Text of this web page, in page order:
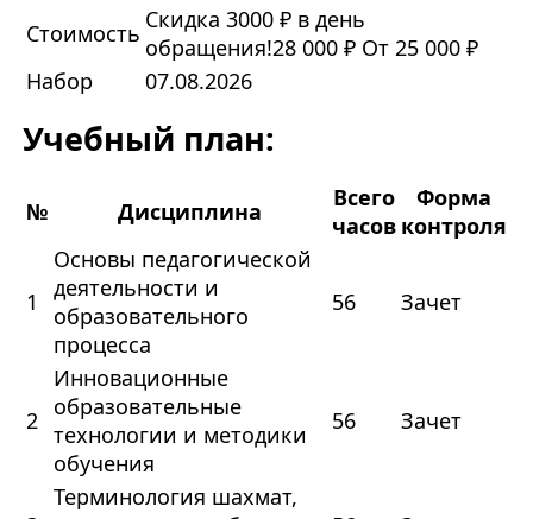
Стоимость Скидка 3000 ₽ в день
обращения!28 000 ₽ От 25 000 ₽
Набор
07.08.2026
Учебный план:
№ Дисциплина
Всего
часов
Форма
контроля
1
Основы педагогической
деятельности и
образовательного
процесса
56 Зачет
2
Инновационные
образовательные
технологии и методики
обучения
56 Зачет
Терминология шахмат,